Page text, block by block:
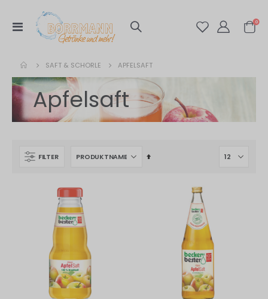
Navigation
umschalten
0
SAFT & SCHORLE APFELSAFT
Apfelsaft
FILTER
In